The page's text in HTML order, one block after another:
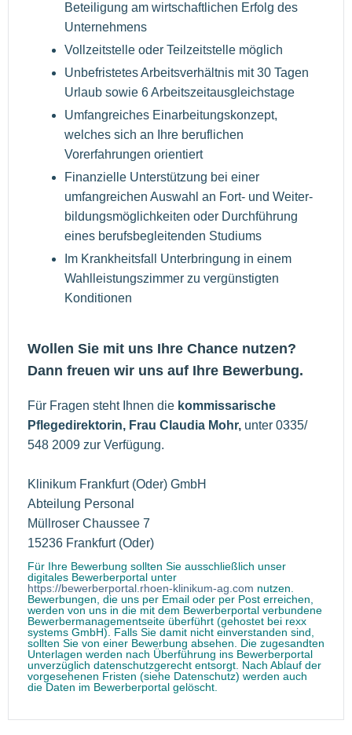
Beteiligung am wirtschaftlichen Erfolg des
Unternehmens
Vollzeitstelle oder Teilzeitstelle möglich
Unbefristetes Arbeitsverhältnis mit 30 Tagen
Urlaub sowie 6 Arbeitszeitausgleichstage
Umfangreiches Einarbeitungskonzept,
welches sich an Ihre beruflichen
Vorerfahrungen orientiert
Finanzielle Unterstützung bei einer
umfangreichen Auswahl an Fort- und Weiter-
bildungsmöglichkeiten oder Durchführung
eines berufsbegleitenden Studiums
Im Krankheitsfall Unterbringung in einem
Wahlleistungszimmer zu vergünstigten
Konditionen
Wollen Sie mit uns Ihre Chance nutzen?
Dann freuen wir uns auf Ihre Bewerbung.
Für Fragen steht Ihnen die kommissarische
Pflegedirektorin, Frau Claudia Mohr, unter 0335/
548 2009 zur Verfügung.
Klinikum Frankfurt (Oder) GmbH
Abteilung Personal
Müllroser Chaussee 7
15236 Frankfurt (Oder)
Für Ihre Bewerbung sollten Sie ausschließlich unser
digitales Bewerberportal unter
https://bewerberportal.rhoen-klinikum-ag.com nutzen.
Bewerbungen, die uns per Email oder per Post erreichen,
werden von uns in die mit dem Bewerberportal verbundene
Bewerbermanagementseite überführt (gehostet bei rexx
systems GmbH). Falls Sie damit nicht einverstanden sind,
sollten Sie von einer Bewerbung absehen. Die zugesandten
Unterlagen werden nach Überführung ins Bewerberportal
unverzüglich datenschutzgerecht entsorgt. Nach Ablauf der
vorgesehenen Fristen (siehe Datenschutz) werden auch
die Daten im Bewerberportal gelöscht.